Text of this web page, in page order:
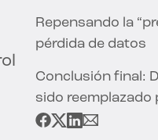
Repensando la
pérdida de datos
Conclusión final:
sido reemplazado